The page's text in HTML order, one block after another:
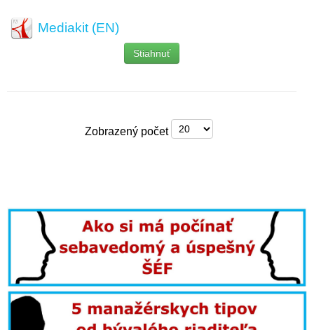
Mediakit (EN)
Stiahnuť
Zobrazený počet